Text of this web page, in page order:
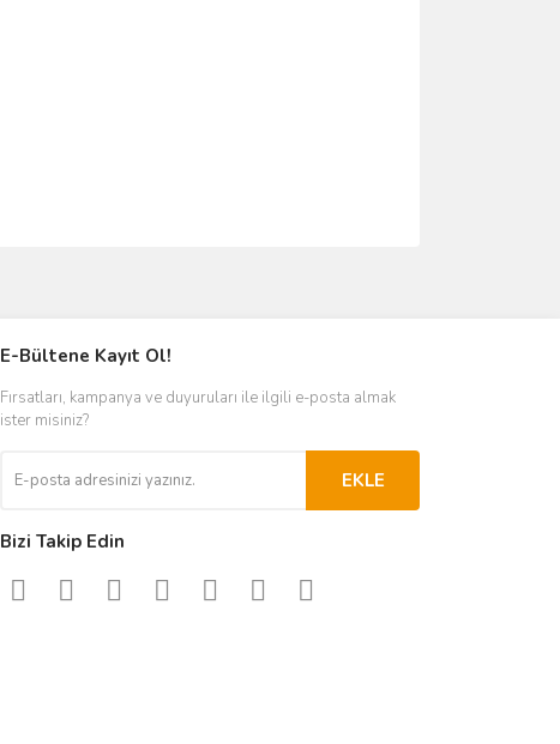
E-Bültene Kayıt Ol!
Fırsatları, kampanya ve duyuruları ile ilgili e-posta almak
ister misiniz?
EKLE
Bizi Takip Edin